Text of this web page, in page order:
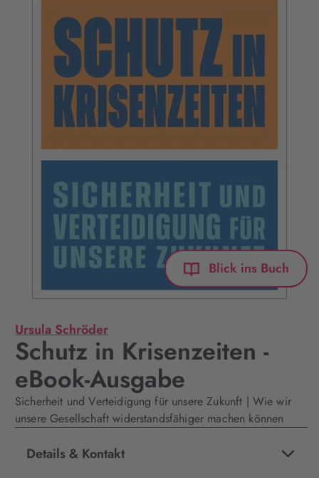
Blick ins Buch
Ursula Schröder
Schutz in Krisenzeiten -
eBook-Ausgabe
Sicherheit und Verteidigung für unsere Zukunft | Wie wir
unsere Gesellschaft widerstandsfähiger machen können
Details & Kontakt